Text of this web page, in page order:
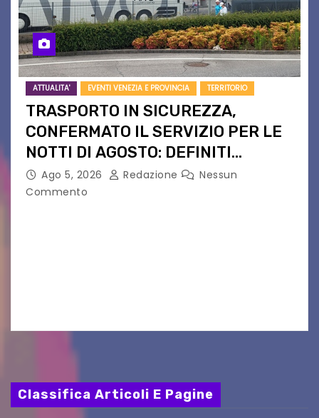
ATTUALITA' EVENTI VENEZIA E PROVINCIA TERRITORIO
TRASPORTO IN SICUREZZA,
CONFERMATO IL SERVIZIO PER LE
NOTTI DI AGOSTO: DEFINITI
PERCORSI, FERMATE E ORARIO
Ago 5, 2026 Redazione
Nessun
Commento
Classifica Articoli E Pagine